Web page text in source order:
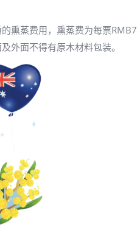
熏蒸费用，熏蒸费为每票
外面不得有原木材料包装。